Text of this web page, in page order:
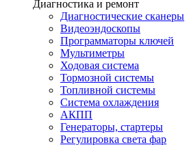
Диагностика и ремонт
Диагностические сканеры
Видеоэндоскопы
Программаторы ключей
Мультиметры
Ходовая система
Тормозной системы
Топливной системы
Система охлаждения
АКПП
Генераторы, стартеры
Регулировка света фар